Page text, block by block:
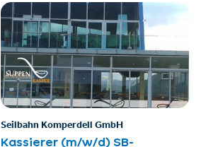
Seilbahn Komperdell GmbH
Kassierer (m/w/d) SB-